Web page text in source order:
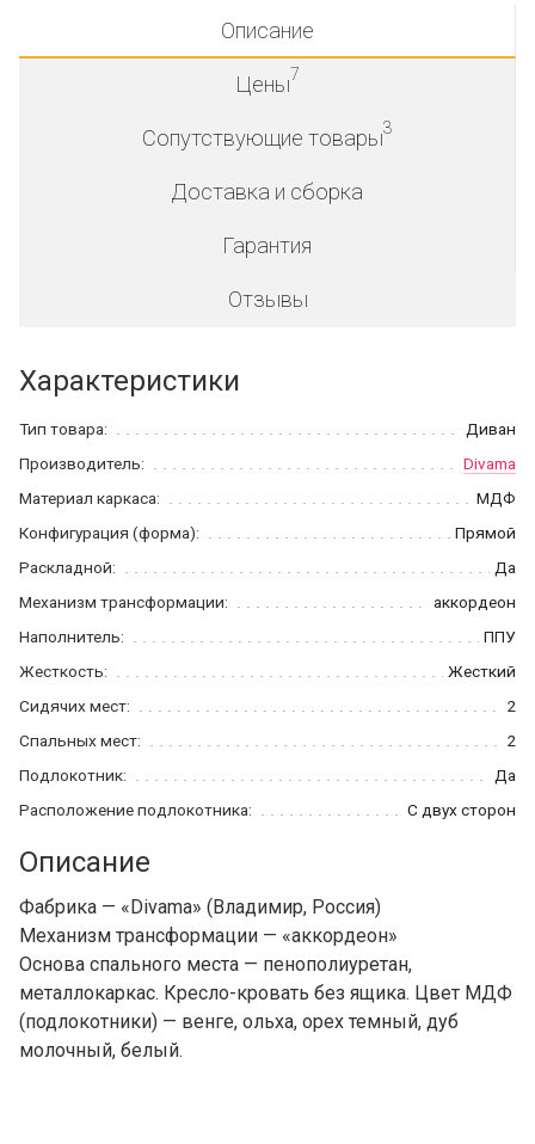
Описание
Цены7
Сопутствующие товары3
Доставка и сборка
Гарантия
Отзывы
Характеристики
Тип товара:
Диван
Производитель:
Divama
Материал каркаса:
МДФ
Конфигурация (форма):
Прямой
Раскладной:
Да
Механизм трансформации:
аккордеон
Наполнитель:
ППУ
Жесткость:
Жесткий
Сидячих мест:
2
Спальных мест:
2
Подлокотник:
Да
Расположение подлокотника:
С двух сторон
Описание
Фабрика — «Divama» (Владимир, Россия)
Механизм трансформации — «аккордеон»
Основа спального места — пенополиуретан,
металлокаркас. Кресло-кровать без ящика. Цвет МДФ
(подлокотники) — венге, ольха, орех темный, дуб
молочный, белый.